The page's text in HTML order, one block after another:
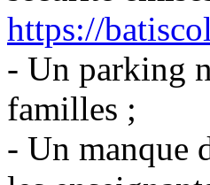
https://
- Un parking
familles ;
- Un manque